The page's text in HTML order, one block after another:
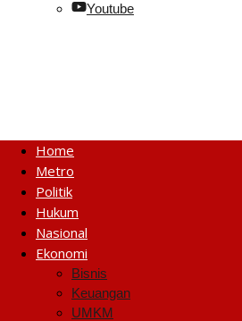
Youtube
Home
Metro
Politik
Hukum
Nasional
Ekonomi
Bisnis
Keuangan
UMKM